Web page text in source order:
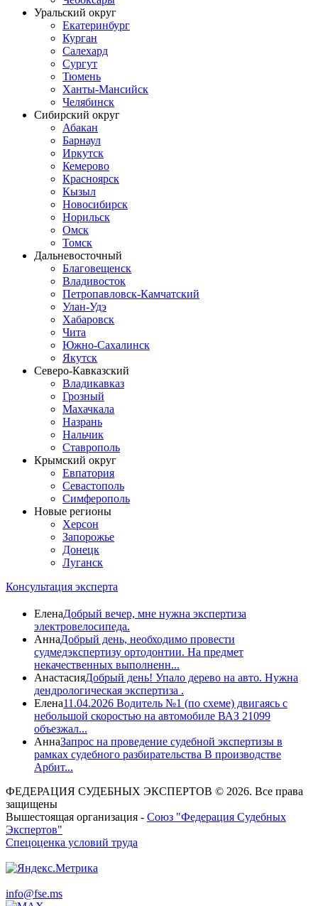
Уральский округ
Екатеринбург
Курган
Салехард
Сургут
Тюмень
Ханты-Мансийск
Челябинск
Сибирский округ
Абакан
Барнаул
Иркутск
Кемерово
Красноярск
Кызыл
Новосибирск
Норильск
Омск
Томск
Дальневосточный
Благовещенск
Владивосток
Петропавловск-Камчатский
Улан-Удэ
Хабаровск
Чита
Южно-Сахалинск
Якутск
Северо-Кавказский
Владикавказ
Грозный
Махачкала
Назрань
Нальчик
Ставрополь
Крымский округ
Евпатория
Севастополь
Симферополь
Новые регионы
Херсон
Запорожье
Донецк
Луганск
Консультация эксперта
ЕленаДобрый вечер, мне нужна экспертиза
электровелосипеда.
АннаДобрый день, необходимо провести
судмедэкспертизу ортодонтии. На предмет
некачественных выполненн...
АнастасияДобрый день! Упало дерево на авто. Нужна
дендрологическая экспертиза .
Елена11.04.2026 Водитель №1 (по схеме) двигаясь с
небольшой скоростью на автомобиле ВАЗ 21099
объезжал...
АннаЗапрос на проведение судебной экспертизы в
рамках судебного разбирательства В производстве
Арбит...
ФЕДЕРАЦИЯ СУДЕБНЫХ ЭКСПЕРТОВ © 2026. Все права
защищены
Вышестоящая организация - Союз "Федерация Судебных
Экспертов"
Спецоценка условий труда
info@fse.ms